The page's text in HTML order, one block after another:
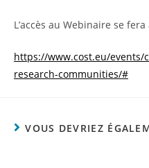
L’accès au Webinaire se
https://www.cost.eu/events/
research-communities/#
VOUS DEVRIEZ